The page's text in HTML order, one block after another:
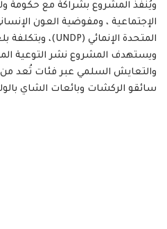
ويُنفذ المشروع بشراكة مع حكومة
الإجتماعية ، ومفوضية العون
ويستهدف المشروع نشر التوعية
والتعايش السلمي عبر فئات تُعد من
سائقو الركشات وبائعات الشاي